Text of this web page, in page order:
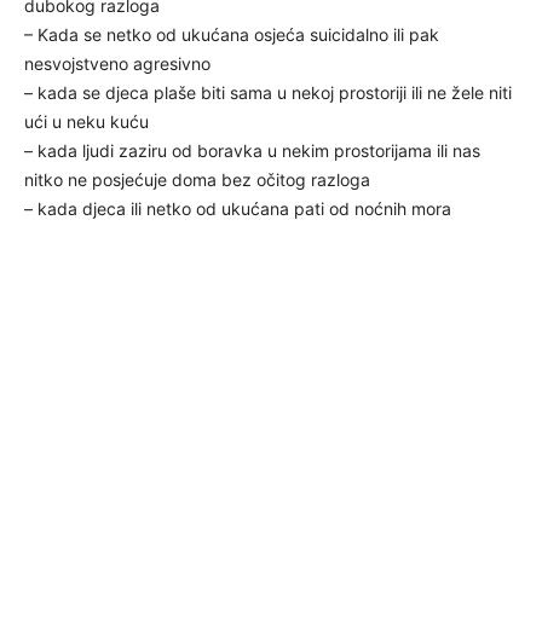
dubokog razloga
– Kada se netko od ukućana osjeća suicidalno ili pak
nesvojstveno agresivno
– kada se djeca plaše biti sama u nekoj prostoriji ili ne žele niti
ući u neku kuću
– kada ljudi zaziru od boravka u nekim prostorijama ili nas
nitko ne posjećuje doma bez očitog razloga
– kada djeca ili netko od ukućana pati od noćnih mora